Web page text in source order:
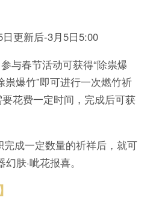
更新后-3月5日5:00
春节活动可获得“除祟爆
祟爆竹”即可进行一次燃竹祈
花费一定时间，完成后可获
成一定数量的祈祥后，就可
肤·呲花报喜。